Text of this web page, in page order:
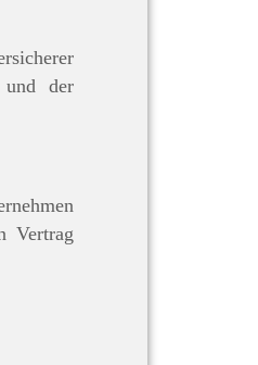
und der
Vertrag